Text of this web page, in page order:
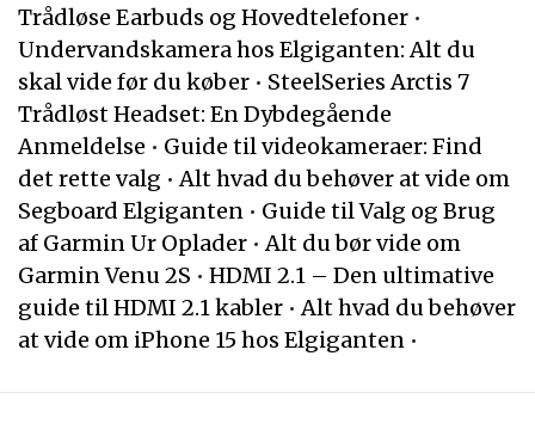
Trådløse Earbuds og Hovedtelefoner •
Undervandskamera hos Elgiganten: Alt du
skal vide før du køber • SteelSeries Arctis 7
Trådløst Headset: En Dybdegående
Anmeldelse • Guide til videokameraer: Find
det rette valg •Alt hvad du behøver at vide om
Segboard Elgiganten • Guide til Valg og Brug
af Garmin Ur Oplader •Alt du bør vide om
Garmin Venu 2S • HDMI 2.1 – Den ultimative
guide til HDMI 2.1 kabler •Alt hvad du behøver
at vide om iPhone 15 hos Elgiganten •